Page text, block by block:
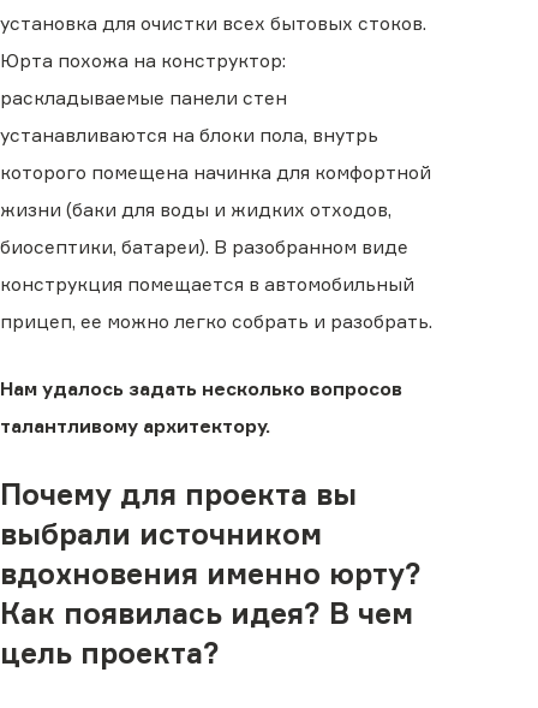
установка для очистки всех бытовых стоков.
Юрта похожа на конструктор:
раскладываемые панели стен
устанавливаются на блоки пола, внутрь
которого помещена начинка для комфортной
жизни (баки для воды и жидких отходов,
биосептики, батареи). В разобранном виде
конструкция помещается в автомобильный
прицеп, ее можно легко собрать и разобрать.
Нам удалось задать несколько вопросов
талантливому архитектору.
Почему для проекта вы
выбрали источником
вдохновения именно юрту?
Как появилась идея? В чем
цель проекта?